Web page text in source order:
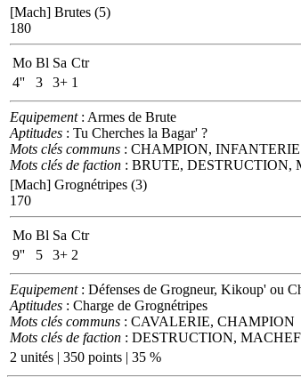
[Mach] Brutes (5)
180
Mo Bl Sa Ctr
4''
3 3+ 1
Equipement: Armes de Brute
Aptitudes : Tu Cherches la Bagar' ?
Mots clés communs : CHAMPION, INFANTERIE
Mots clés de faction : BRUTE, DESTRUCTION,
[Mach] Grognétripes (3)
170
Mo Bl Sa Ctr
9''
5 3+ 2
Equipement: Défenses de Grogneur, Kikoup' ou
Aptitudes : Charge de Grognétripes
Mots clés communs : CAVALERIE, CHAMPION
Mots clés de faction : DESTRUCTION,
2 unités | 350 points | 35 %